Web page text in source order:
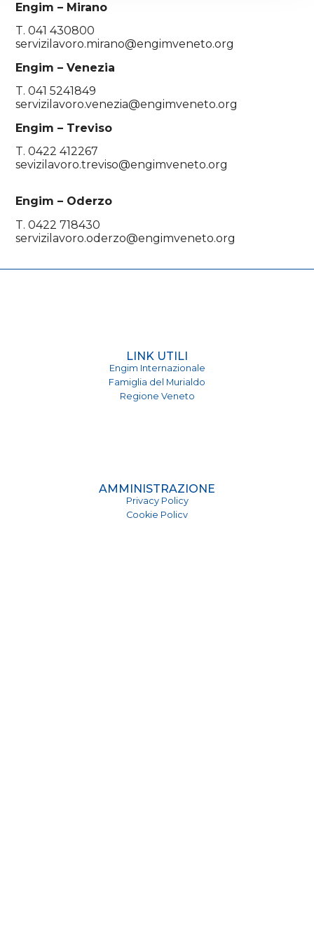
Engim – Mirano
T. 041 430800
servizilavoro.mirano@engimveneto.org
Engim – Venezia
T. 041 5241849
servizilavoro.venezia@engimveneto.org
Engim – Treviso
T. 0422 412267
sevizilavoro.treviso@engimveneto.org
Engim – Oderzo
T. 0422 718430
servizilavoro.oderzo@engimveneto.org
LINK UTILI
Engim Internazionale
Famiglia del Murialdo
Regione Veneto
AMMINISTRAZIONE
Privacy Policy
Cookie Policy